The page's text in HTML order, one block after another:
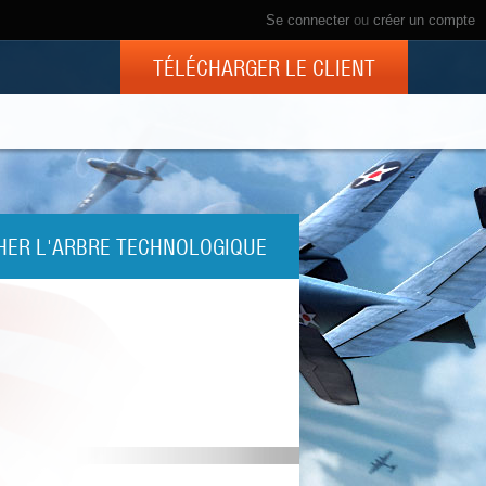
Se connecter ou créer un compte
TÉLÉCHARGER LE CLIENT
L'ARBRE TECHNOLOGIQUE